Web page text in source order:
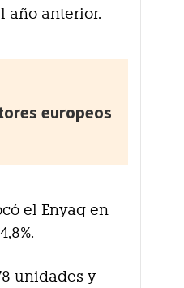
año anterior.
europeos
el Enyaq en
unidades y